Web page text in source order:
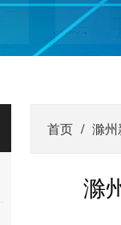
首页 / 滁
滁